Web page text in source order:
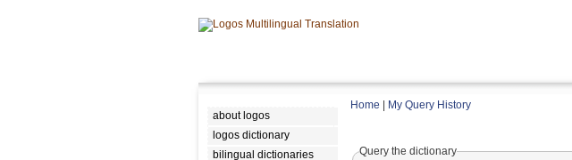
about logos
logos dictionary
bilingual dictionaries
Home My Query History
Query the dictionary